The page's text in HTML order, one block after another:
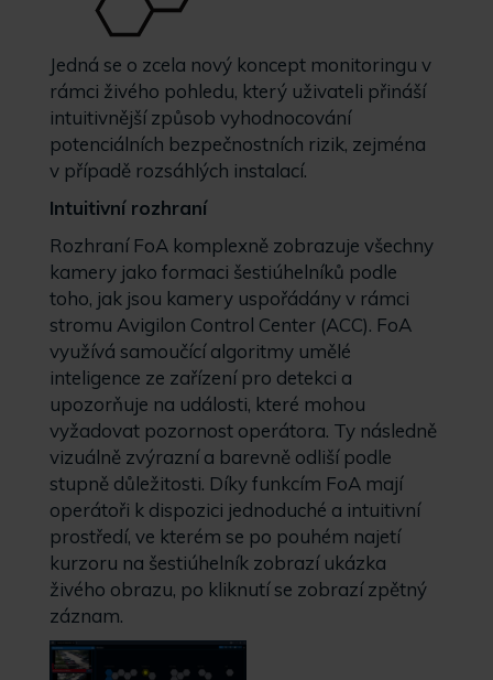
Jedná se o zcela nový koncept monitoringu v
rámci živého pohledu, který uživateli přináší
intuitivnější způsob vyhodnocování
potenciálních bezpečnostních rizik, zejména
v případě rozsáhlých instalací.
Intuitivní rozhraní
Rozhraní FoA komplexně zobrazuje všechny
kamery jako formaci šestiúhelníků podle
toho, jak jsou kamery uspořádány v rámci
stromu Avigilon Control Center (ACC). FoA
využívá samoučící algoritmy umělé
inteligence ze zařízení pro detekci a
upozorňuje na události, které mohou
vyžadovat pozornost operátora. Ty následně
vizuálně zvýrazní a barevně odliší podle
stupně důležitosti. Díky funkcím FoA mají
operátoři k dispozici jednoduché a intuitivní
prostředí, ve kterém se po pouhém najetí
kurzoru na šestiúhelník zobrazí ukázka
živého obrazu, po kliknutí se zobrazí zpětný
záznam.